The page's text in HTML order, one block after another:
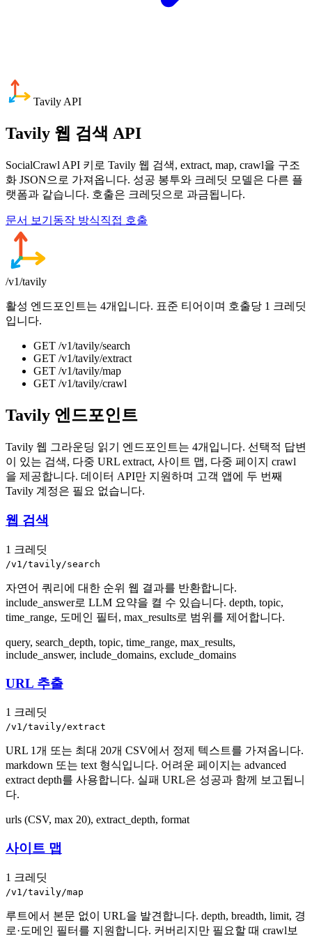
Tavily API
Tavily 웹 검색 API
SocialCrawl API 키로 Tavily 웹 검색, extract, map, crawl을 구조
화 JSON으로 가져옵니다. 성공 봉투와 크레딧 모델은 다른 플
랫폼과 같습니다. 호출은 크레딧으로 과금됩니다.
문서 보기 동작 방식직접 호출
/v1/tavily
활성 엔드포인트는 4개입니다. 표준 티어이며 호출당 1 크레딧
입니다.
GET /v1/tavily/search
GET /v1/tavily/extract
GET /v1/tavily/map
GET /v1/tavily/crawl
Tavily 엔드포인트
Tavily 웹 그라운딩 읽기 엔드포인트는 4개입니다. 선택적 답변
이 있는 검색, 다중 URL extract, 사이트 맵, 다중 페이지 crawl
을 제공합니다. 데이터 API만 지원하며 고객 앱에 두 번째
Tavily 계정은 필요 없습니다.
웹 검색
1 크레딧
/v1/tavily/search
자연어 쿼리에 대한 순위 웹 결과를 반환합니다.
include_answer로 LLM 요약을 켤 수 있습니다. depth, topic,
time_range, 도메인 필터, max_results로 범위를 제어합니다.
query, search_depth, topic, time_range, max_results,
include_answer, include_domains, exclude_domains
URL 추출
1 크레딧
/v1/tavily/extract
URL 1개 또는 최대 20개 CSV에서 정제 텍스트를 가져옵니다.
markdown 또는 text 형식입니다. 어려운 페이지는 advanced
extract depth를 사용합니다. 실패 URL은 성공과 함께 보고됩니
다.
urls (CSV, max 20), extract_depth, format
사이트 맵
1 크레딧
/v1/tavily/map
루트에서 본문 없이 URL을 발견합니다. depth, breadth, limit, 경
로·도메인 필터를 지원합니다. 커버리지만 필요할 때 crawl보